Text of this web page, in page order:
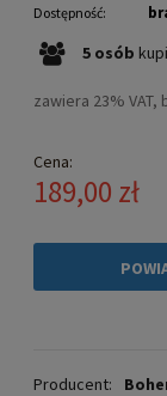
Dostępność:
5 osób
zawiera 23%
Cena:
189,00 zł
Producent: